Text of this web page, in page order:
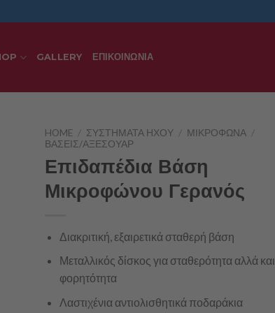
GALLERY ΕΠΙΚΟΙΝΩΝΊΑ
HOME / ΣΥΣΤΉΜΑΤΑ ΉΧΟΥ / ΜΙΚΡΌΦΩΝΑ /
ΒΆΣΕΙΣ/ΑΞΕΣΟΥΆΡ
Επιδαπέδια Βάση
Μικροφώνου Γερανός
Διακριτική, εξαιρετικά σταθερή βάση
Μεταλλικός δίσκος για σταθερότητα αλλά και
φορητότητα
Λαστιχένια αντιολισθητικά ποδαράκια